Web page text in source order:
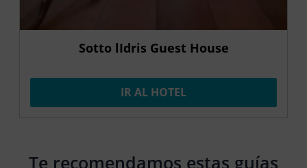
Sotto lIdris Guest House
IR AL HOTEL
Te recomendamos estas guías